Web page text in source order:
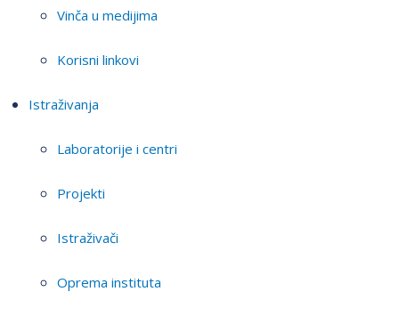
Vinča u medijima
Korisni linkovi
Istraživanja
Laboratorije i centri
Projekti
Istraživači
Oprema instituta